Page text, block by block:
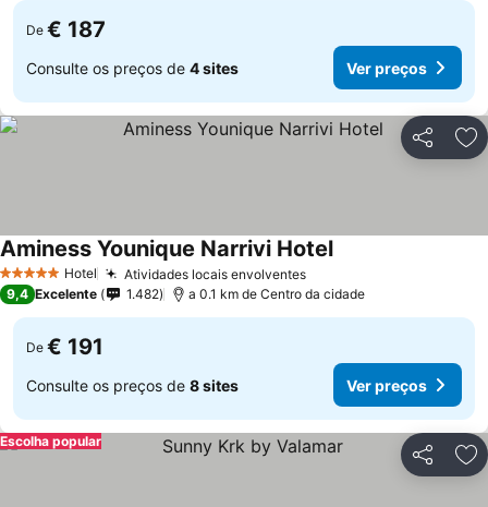
De € 187
Consulte os preços de 4 sites Ver preços
Partilhar
5 Estrelas Hotel Atividades locais envolventes
Aminess Younique Narrivi Hotel
9,4 Excelente 1.482 a 0.1 km de Centro da cidade
De € 191
Consulte os preços de 8 sites Ver preços
Partilhar
Escolha popular